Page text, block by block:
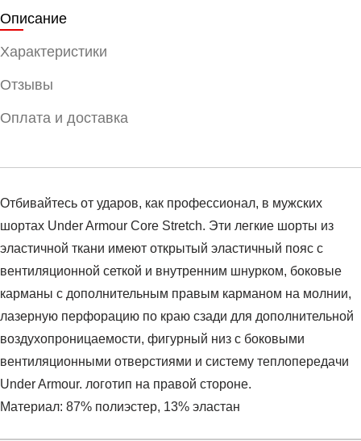
Описание
Характеристики
Отзывы
Оплата и доставка
Отбивайтесь от ударов, как профессионал, в мужских
шортах Under Armour Core Stretch. Эти легкие шорты из
эластичной ткани имеют открытый эластичный пояс с
вентиляционной сеткой и внутренним шнурком, боковые
карманы с дополнительным правым карманом на молнии,
лазерную перфорацию по краю сзади для дополнительной
воздухопроницаемости, фигурный низ с боковыми
вентиляционными отверстиями и систему теплопередачи
Under Armour. логотип на правой стороне.
Материал: 87% полиэстер, 13% эластан